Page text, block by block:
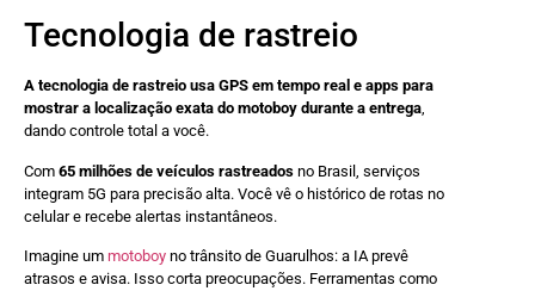
Tecnologia de rastreio
A tecnologia de rastreio usa GPS em tempo real e apps para
mostrar a localização exata do motoboy durante a entrega,
dando controle total a você.
Com 65 milhões de veículos rastreados no Brasil, serviços
integram 5G para precisão alta. Você vê o histórico de rotas no
celular e recebe alertas instantâneos.
Imagine um motoboy no trânsito de Guarulhos: a IA prevê
atrasos e avisa. Isso corta preocupações. Ferramentas como